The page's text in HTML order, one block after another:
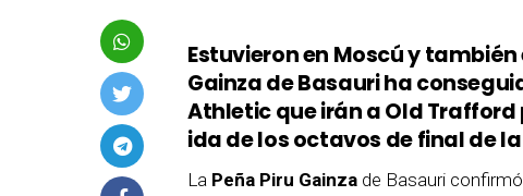
Estuvieron en Moscú y
Gainza de Basauri ha
Athletic que irán a Old
ida de los octavos de final de
La Peña Piru Gainza de Basauri